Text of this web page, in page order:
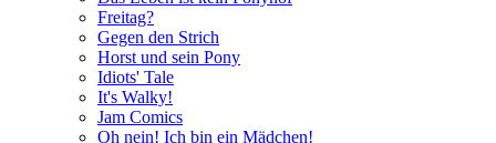
Freitag?
Gegen den Strich
Horst und sein Pony
Idiots' Tale
It's Walky!
Jam Comics
Oh nein! Ich bin ein Mädchen!